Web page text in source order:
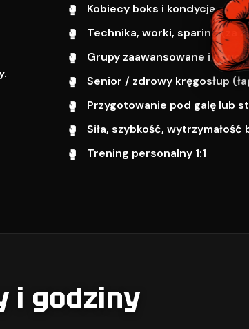
Kobiecy boks i kondycja
Technika, worki, sparing (za
Grupy zaawansowane i
Senior / zdrowy kręgosłup
Przygotowanie pod galę lub
Siła, szybkość, wytrzymałość
Trening personalny 1:1
i godziny